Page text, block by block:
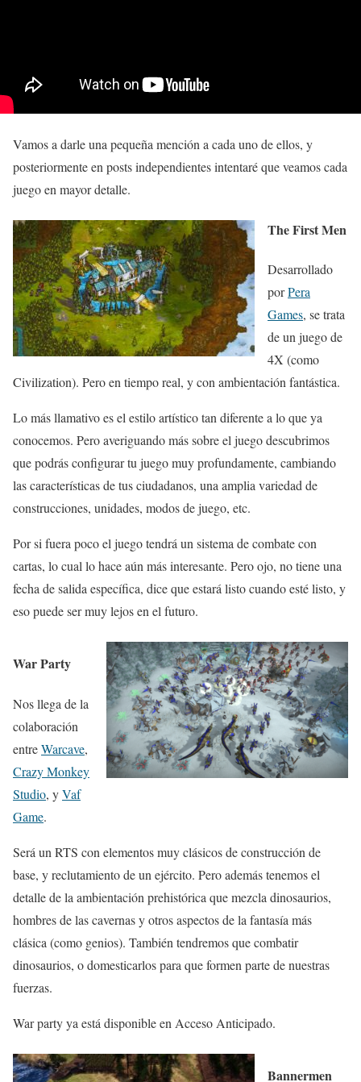
Vamos a darle una pequeña mención a cada uno de ellos, y
posteriormente en posts independientes intentaré que veamos cada
juego en mayor detalle.
The First Men
Desarrollado
porPera
Games, se trata
de un juego de
4X (como
Civilization). Pero en tiempo real, y con ambientación fantástica.
Lo más llamativo es el estilo artístico tan diferente a lo que ya
conocemos. Pero averiguando más sobre el juego descubrimos
que podrás configurar tu juego muy profundamente, cambiando
las características de tus ciudadanos, una amplia variedad de
construcciones, unidades, modos de juego, etc.
Por si fuera poco el juego tendrá un sistema de combate con
cartas, lo cual lo hace aún más interesante. Pero ojo, no tiene una
fecha de salida específica, dice que estará listo cuando esté listo, y
eso puede ser muy lejos en el futuro.
War Party
Nos llega de la
colaboración
entreWarcave,
Crazy Monkey
Studio, yVaf
Game.
Será un RTS con elementos muy clásicos de construcción de
base, y reclutamiento de un ejército. Pero además tenemos el
detalle de la ambientación prehistórica que mezcla dinosaurios,
hombres de las cavernas y otros aspectos de la fantasía más
clásica (como genios). También tendremos que combatir
dinosaurios, o domesticarlos para que formen parte de nuestras
fuerzas.
War party ya está disponible en Acceso Anticipado.
Bannermen